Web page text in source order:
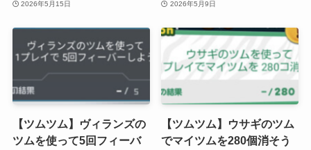
2026年5月15日 2026年5月9日
【ツムツム】ヴィランズの
ツムを使って5回フィーバ
【ツムツム】ウサギのツム
でマイツムを280個消そう